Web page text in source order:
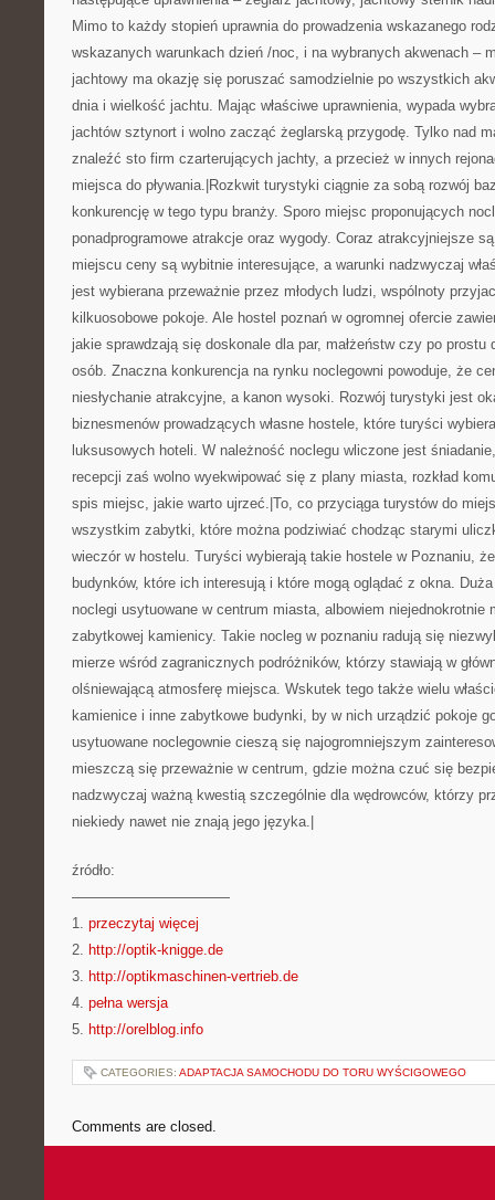
Mimo to każdy stopień uprawnia do prowadzenia wskazanego
wskazanych warunkach dzień /noc, i na wybranych akwenach –
jachtowy ma okazję się poruszać samodzielnie po wszystkich
dnia i wielkość jachtu. Mając właściwe uprawnienia, wypada
jachtów sztynort i wolno zacząć żeglarską przygodę. Tylko nad
znaleźć sto firm czarterujących jachty, a przecież w innych
miejsca do pływania.|Rozkwit turystyki ciągnie za sobą rozwój
konkurencję w tego typu branży. Sporo miejsc proponujących
ponadprogramowe atrakcje oraz wygody. Coraz atrakcyjniejsze
miejscu ceny są wybitnie interesujące, a warunki nadzwyczaj
jest wybierana przeważnie przez młodych ludzi, wspólnoty
kilkuosobowe pokoje. Ale hostel poznań w ogromnej ofercie
jakie sprawdzają się doskonale dla par, małżeństw czy po
osób. Znaczna konkurencja na rynku noclegowni powoduje, że
niesłychanie atrakcyjne, a kanon wysoki. Rozwój turystyki jest
biznesmenów prowadzących własne hostele, które turyści
luksusowych hoteli. W należność noclegu wliczone jest
recepcji zaś wolno wyekwipować się z plany miasta, rozkład
spis miejsc, jakie warto ujrzeć.|To, co przyciąga turystów do
wszystkim zabytki, które można podziwiać chodząc starymi
wieczór w hostelu. Turyści wybierają takie hostele w Poznaniu,
budynków, które ich interesują i które mogą oglądać z okna.
noclegi usytuowane w centrum miasta, albowiem niejednokrotnie
zabytkowej kamienicy. Takie nocleg w poznaniu radują się
mierze wśród zagranicznych podróżników, którzy stawiają w
olśniewającą atmosferę miejsca. Wskutek tego także wielu
kamienice i inne zabytkowe budynki, by w nich urządzić pokoje
usytuowane noclegownie cieszą się najogromniejszym
mieszczą się przeważnie w centrum, gdzie można czuć się
nadzwyczaj ważną kwestią szczególnie dla wędrowców, którzy
niekiedy nawet nie znają jego języka.|
źródło:
———————————
1. przeczytaj więcej
2. http://optik-knigge.de
3. http://optikmaschinen-vertrieb.de
4. pełna wersja
5. http://orelblog.info
CATEGORIES: ADAPTACJA SAMOCHODU DO TORU WYŚCIGOWEGO
Comments are closed.